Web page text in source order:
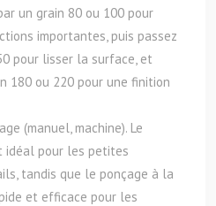
un grain 80 ou 100 pour
importantes, puis passez
pour lisser la surface, et
180 ou 220 pour une finition
(manuel, machine). Le
idéal pour les petites
tandis que le ponçage à la
et efficace pour les